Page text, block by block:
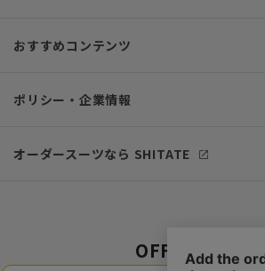
おすすめコンテンツ
ポリシー・企業情報
オーダースーツなら SHITATE
OFFICIAL SNS